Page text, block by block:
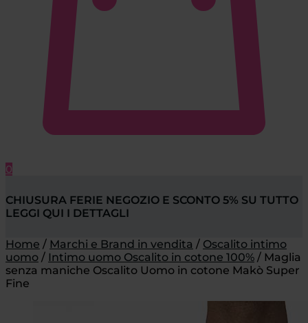
0
CHIUSURA FERIE NEGOZIO E SCONTO 5% SU TUTTO
LEGGI QUI I DETTAGLI
Home / Marchi e Brand in vendita / Oscalito intimo
uomo / Intimo uomo Oscalito in cotone 100% / Maglia
senza maniche Oscalito Uomo in cotone Makò Super
Fine